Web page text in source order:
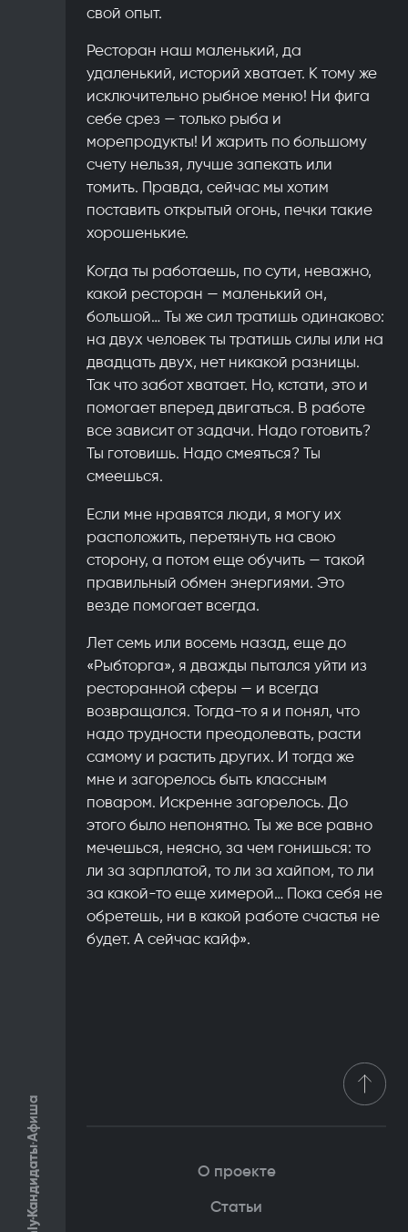
Кандидаты
Афиша
свой опыт.
Ресторан наш маленький, да
удаленький, историй хватает. К тому же
исключительно рыбное меню! Ни фига
себе срез — только рыба и
морепродукты! И жарить по большому
счету нельзя, лучше запекать или
томить. Правда, сейчас мы хотим
поставить открытый огонь, печки такие
хорошенькие.
Когда ты работаешь, по сути, неважно,
какой ресторан — маленький он,
большой… Ты же сил тратишь одинаково:
на двух человек ты тратишь силы или на
двадцать двух, нет никакой разницы.
Так что забот хватает. Но, кстати, это и
помогает вперед двигаться. В работе
все зависит от задачи. Надо готовить?
Ты готовишь. Надо смеяться? Ты
смеешься.
Если мне нравятся люди, я могу их
расположить, перетянуть на свою
сторону, а потом еще обучить — такой
правильный обмен энергиями. Это
везде помогает всегда.
Лет семь или восемь назад, еще до
«Рыбторга», я дважды пытался уйти из
ресторанной сферы — и всегда
возвращался. Тогда-то я и понял, что
надо трудности преодолевать, расти
самому и растить других. И тогда же
мне и загорелось быть классным
поваром. Искренне загорелось. До
этого было непонятно. Ты же все равно
мечешься, неясно, за чем гонишься: то
ли за зарплатой, то ли за хайпом, то ли
за какой-то еще химерой… Пока себя не
обретешь, ни в какой работе счастья не
будет. А сейчас кайф».
О проекте
Статьи